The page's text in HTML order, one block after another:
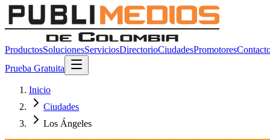
ProductosSolucionesServiciosDirectorioCiudadesPromotores
Prueba Gratuita
Inicio
Ciudades
Los Ángeles